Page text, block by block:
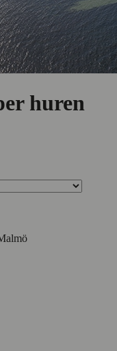
huren